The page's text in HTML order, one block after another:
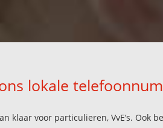
lokale
klaar voor particulieren, VvE’s. Ook